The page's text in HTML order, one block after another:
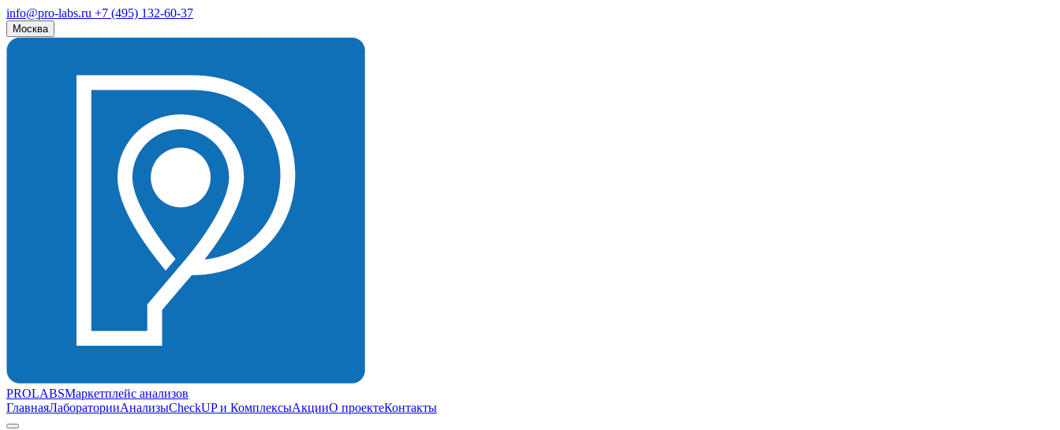
info@pro-labs.ru +7 (495) 132-60-37
Москва
PROLABSМаркетплейс анализов
ГлавнаяЛабораторииАнализыCheckUP и КомплексыАкцииО проектеКонтакты